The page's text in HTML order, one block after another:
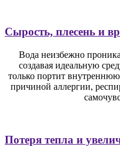
Сырость, плесень и
Вода неизбежно
создавая идеальную
только портит
причиной аллергии,
Потеря тепла и